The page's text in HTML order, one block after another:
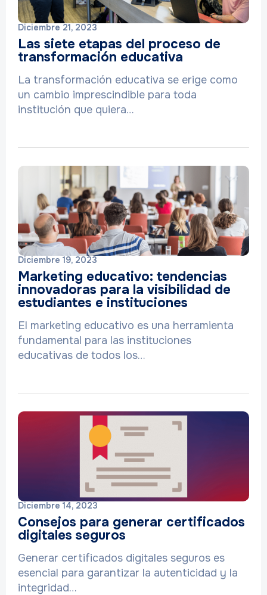
Diciembre 21, 2023
Las siete etapas del proceso de
transformación educativa
La transformación educativa se erige como
un cambio imprescindible para toda
institución que quiera…
Diciembre 19, 2023
Marketing educativo: tendencias
innovadoras para la visibilidad de
estudiantes e instituciones
El marketing educativo es una herramienta
fundamental para las instituciones
educativas de todos los…
Diciembre 14, 2023
Consejos para generar certificados
digitales seguros
Generar certificados digitales seguros es
esencial para garantizar la autenticidad y la
integridad…